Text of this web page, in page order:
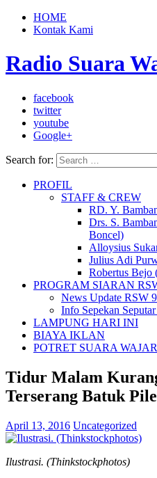
HOME
Kontak Kami
Radio Suara
facebook
twitter
youtube
Google+
Search for:
PROFIL
STAFF & CREW
RD. Y.
Drs. S.
Boncel)
Alloysius
Julius Adi
Robertus Bejo
PROGRAM SIARAN
News Update RSW
Info Sepekan
LAMPUNG HARI INI
BIAYA IKLAN
POTRET SUARA WAJAR
Tidur Malam
Terserang Batuk
April 13, 2016 Uncategorized
Ilustrasi. (Thinkstockphotos)